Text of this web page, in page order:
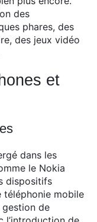
des
phares, des
des jeux vidéo
et
dans les
le Nokia
dispositifs
mobile
de